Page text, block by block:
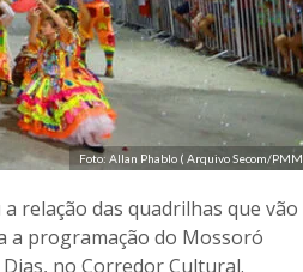
Foto: Allan Phablo ( Arquivo Secom/PMM
relação das quadrilhas que vão
a programação do Mossoró
no Corredor Cultural.